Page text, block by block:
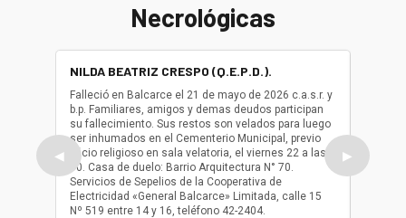
Necrológicas
◀
NILDA BEATRIZ CRESPO (Q.E.P.D.).
Falleció en Balcarce el 21 de mayo de 2026 c.a.s.r. y
b.p. Familiares, amigos y demas deudos participan
su fallecimiento. Sus restos son velados para luego
ser inhumados en el Cementerio Municipal, previo
oficio religioso en sala velatoria, el viernes 22 a las
10. Casa de duelo: Barrio Arquitectura N° 70.
Servicios de Sepelios de la Cooperativa de
Electricidad «General Balcarce» Limitada, calle 15
Nº 519 entre 14 y 16, teléfono 42-2404.
ser
oficio
▶